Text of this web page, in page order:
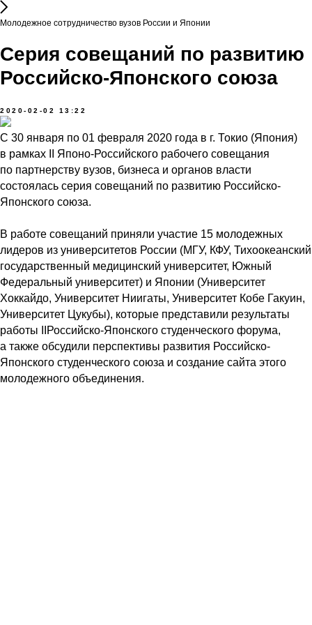
Молодежное сотрудничество вузов России и Японии
Серия совещаний по развитию
Российско-Японского союза
2020-02-02 13:22
С 30 января по 01 февраля 2020 года в г. Токио (Япония)
в рамках II Японо-Российского рабочего совещания
по партнерству вузов, бизнеса и органов власти
состоялась серия совещаний по развитию Российско-
Японского союза.
В работе совещаний приняли участие 15 молодежных
лидеров из университетов России (МГУ, КФУ, Тихоокеанский
государственный медицинский университет, Южный
Федеральный университет) и Японии (Университет
Хоккайдо, Университет Ниигаты, Университет Кобе Гакуин,
Университет Цукубы), которые представили результаты
работы IIРоссийско-Японского студенческого форума,
а также обсудили перспективы развития Российско-
Японского студенческого союза и создание сайта этого
молодежного объединения.